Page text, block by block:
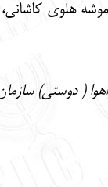
هلوی کاشانی،
( دوستی)